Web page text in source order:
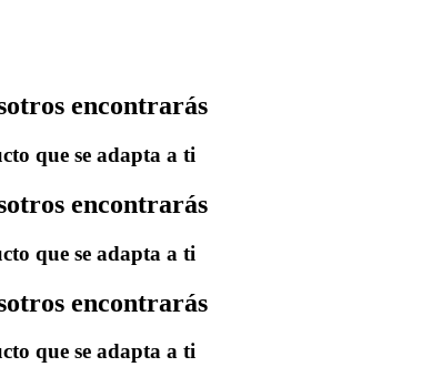
encontrarás
que se adapta a ti
encontrarás
que se adapta a ti
encontrarás
que se adapta a ti